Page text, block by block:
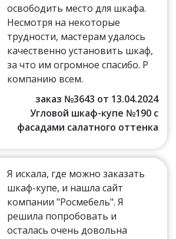
освободить место для шкафа.
Несмотря на некоторые
трудности, мастерам удалось
качественно установить шкаф,
за что им огромное спасибо. Р
компанию всем.
заказ №3643 от 13.04.2024
Угловой шкаф-купе №190 с
фасадами салатного оттенка
Я искала, где можно заказать
шкаф-купе, и нашла сайт
компании "Росмебель". Я
решила попробовать и
осталась очень довольна